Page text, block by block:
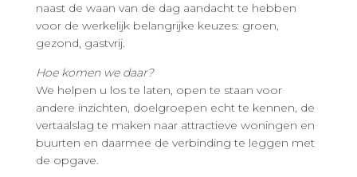
naast de waan van de dag aandacht te hebben
voor de werkelijk belangrijke keuzes: groen,
gezond, gastvrij.
Hoe komen we daar?
We helpen u los te laten, open te staan voor
andere inzichten, doelgroepen echt te kennen, de
vertaalslag te maken naar attractieve woningen en
buurten en daarmee de verbinding te leggen met
de opgave.